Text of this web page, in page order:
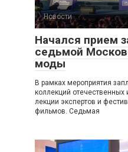
Новости
Начался прием
седьмой
моды
В рамках мероприятия
коллекций отечественных
лекции экспертов и
фильмов. Седьмая